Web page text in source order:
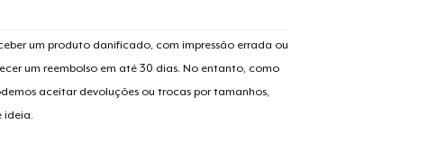
um produto danificado, com impressão errada ou
um reembolso em até 30 dias. No entanto, como
aceitar devoluções ou trocas por tamanhos,
ideia.